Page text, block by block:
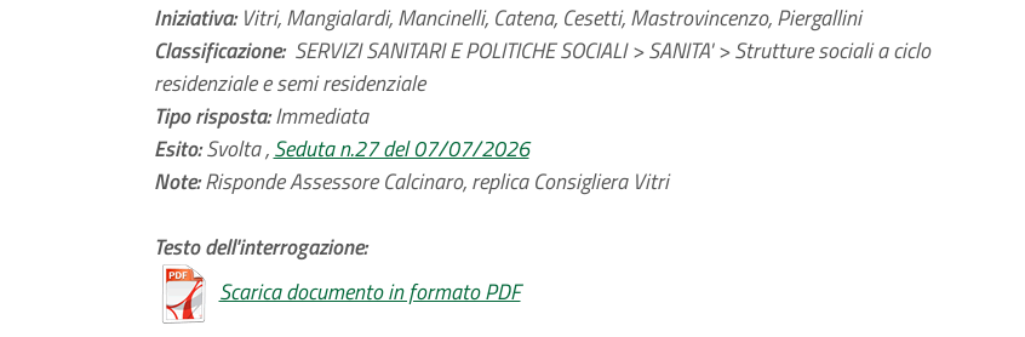
Iniziativa:Vitri, Mangialardi, Mancinelli, Catena, Cesetti, Mastrovincenzo, Piergallini
Classificazione: SERVIZI SANITARI E POLITICHE SOCIALI > SANITA' > Strutture sociali a ciclo
residenziale e semi residenziale
Tipo risposta:Immediata
Esito:Svolta ,Seduta n.27 del 07/07/2026
Note:Risponde Assessore Calcinaro, replica Consigliera Vitri
Testo dell'interrogazione:
Scarica documento in formato PDF